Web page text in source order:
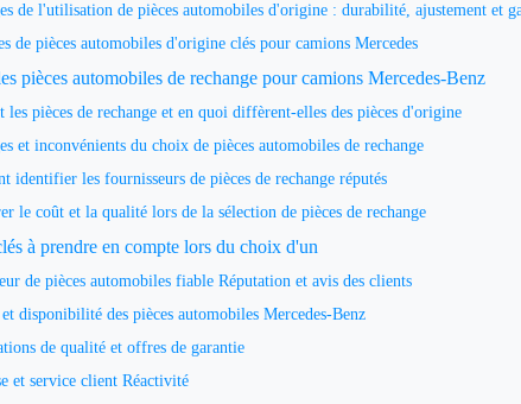
de l'utilisation de pièces automobiles d'origine : durabilité, ajustement et
de pièces automobiles d'origine clés pour camions Mercedes
pièces automobiles de rechange pour camions Mercedes-Benz
les pièces de rechange et en quoi diffèrent-elles des pièces d'origine
et inconvénients du choix de pièces automobiles de rechange
identifier les fournisseurs de pièces de rechange réputés
le coût et la qualité lors de la sélection de pièces de rechange
à prendre en compte lors du choix d'un
de pièces automobiles fiable Réputation et avis des clients
disponibilité des pièces automobiles Mercedes-Benz
de qualité et offres de garantie
et service client Réactivité